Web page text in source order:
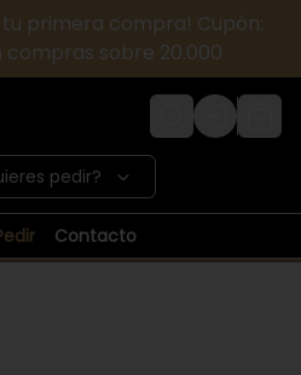
tu primera compra! Cupón:
compras sobre 20.000
Login
pedir?
Contacto